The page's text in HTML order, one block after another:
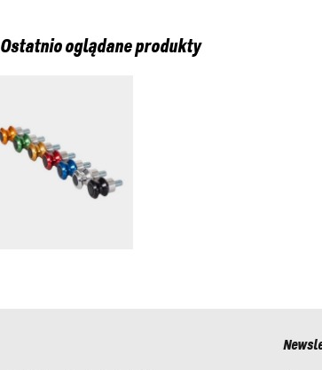
Ostatnio oglądane produkty